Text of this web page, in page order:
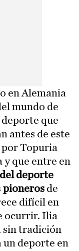
en Alemania
mundo de
que
antes de este
por Topuria
y que entre en
deporte
pioneros de
difícil en
ocurrir. Ilia
sin tradición
deporte en